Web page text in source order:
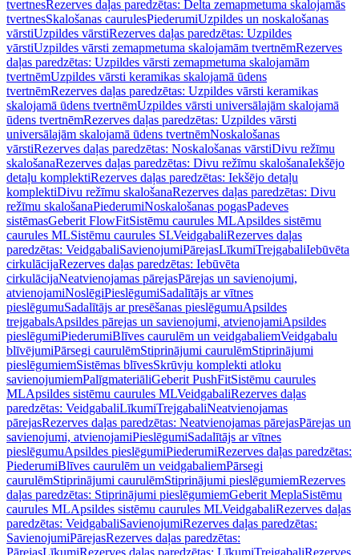
tvertnesRezerves daļas paredzētas: Delta zemapmetuma skalojamās
tvertnesSkalošanas caurulesPiederumiUzpildes un noskalošanas
vārstiUzpildes vārstiRezerves daļas paredzētas: Uzpildes
vārstiUzpildes vārsti zemapmetuma skalojamām tvertnēmRezerves
daļas paredzētas: Uzpildes vārsti zemapmetuma skalojamām
tvertnēmUzpildes vārsti keramikas skalojamā ūdens
tvertnēmRezerves daļas paredzētas: Uzpildes vārsti keramikas
skalojamā ūdens tvertnēmUzpildes vārsti universālajām skalojamā
ūdens tvertnēmRezerves daļas paredzētas: Uzpildes vārsti
universālajām skalojamā ūdens tvertnēmNoskalošanas
vārstiRezerves daļas paredzētas: Noskalošanas vārstiDivu režīmu
skalošanaRezerves daļas paredzētas: Divu režīmu skalošanaIekšējo
detaļu komplektiRezerves daļas paredzētas: Iekšējo detaļu
komplektiDivu režīmu skalošanaRezerves daļas paredzētas: Divu
režīmu skalošanaPiederumiNoskalošanas pogasPadeves
sistēmasGeberit FlowFitSistēmu caurules MLApsildes sistēmu
caurules MLSistēmu caurules SLVeidgabaliRezerves daļas
paredzētas: VeidgabaliSavienojumiPārejasLīkumiTrejgabaliIebūvēta
cirkulācijaRezerves daļas paredzētas: Iebūvēta
cirkulācijaNeatvienojamas pārejasPārejas un savienojumi,
atvienojamiNoslēgiPieslēgumiSadalītājs ar vītnes
pieslēgumuSadalītājs ar presēšanas pieslēgumuApsildes
trejgabalsApsildes pārejas un savienojumi, atvienojamiApsildes
pieslēgumiPiederumiBlīves caurulēm un veidgabaliemVeidgabalu
blīvējumiPārsegi caurulēmStiprinājumi caurulēmStiprinājumi
pieslēgumiemSistēmas blīvesSkrūvju komplekti atloku
savienojumiemPalīgmateriāliGeberit PushFitSistēmu caurules
MLApsildes sistēmu caurules MLVeidgabaliRezerves daļas
paredzētas: VeidgabaliLīkumiTrejgabaliNeatvienojamas
pārejasRezerves daļas paredzētas: Neatvienojamas pārejasPārejas un
savienojumi, atvienojamiPieslēgumiSadalītājs ar vītnes
pieslēgumuApsildes pieslēgumiPiederumiRezerves daļas paredzētas:
PiederumiBlīves caurulēm un veidgabaliemPārsegi
caurulēmStiprinājumi caurulēmStiprinājumi pieslēgumiemRezerves
daļas paredzētas: Stiprinājumi pieslēgumiemGeberit MeplaSistēmu
caurules MLApsildes sistēmu caurules MLVeidgabaliRezerves daļas
paredzētas: VeidgabaliSavienojumiRezerves daļas paredzētas:
SavienojumiPārejasRezerves daļas paredzētas:
PārejasLīkumiRezerves daļas paredzētas: LīkumiTrejgabaliRezerves